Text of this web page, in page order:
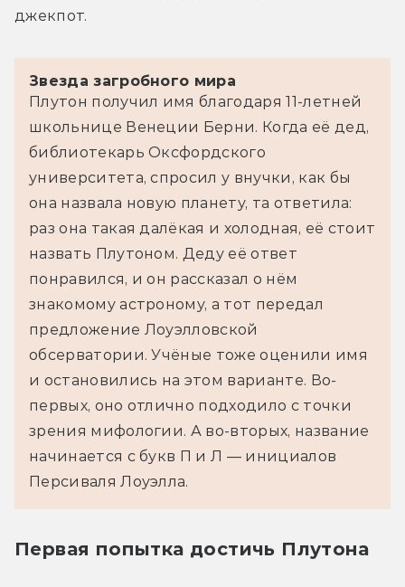
джекпот.
Звезда загробного мира
Плутон получил имя благодаря 11-летней
школьнице Венеции Берни. Когда её дед,
библиотекарь Оксфордского
университета, спросил у внучки, как бы
она назвала новую планету, та ответила:
раз она такая далёкая и холодная, её стоит
назвать Плутоном. Деду её ответ
понравился, и он рассказал о нём
знакомому астроному, а тот передал
предложение Лоуэлловской
обсерватории. Учёные тоже оценили имя
и остановились на этом варианте. Во-
первых, оно отлично подходило с точки
зрения мифологии. А во-вторых, название
начинается с букв П и Л — инициалов
Персиваля Лоуэлла.
Первая попытка достичь Плутона